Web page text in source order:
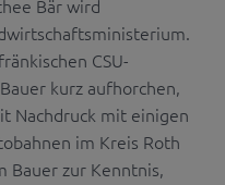
Bär wird
CSU-
kurz aufhorchen,
Nachdruck mit einigen
im Kreis Roth
Bauer zur Kenntnis,